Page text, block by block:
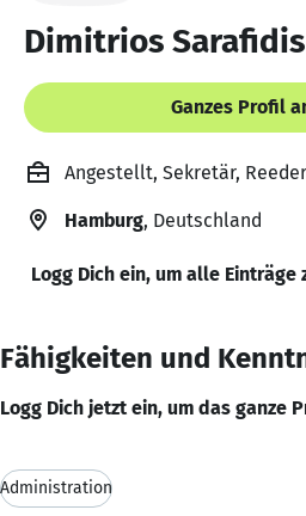
Dimitrios Sarafidis
Ganzes Profil
Angestellt, Sekretär,
Hamburg, Deutschland
Logg Dich ein, um alle Einträge
Fähigkeiten und
Logg Dich jetzt ein, um das ganze
Administration